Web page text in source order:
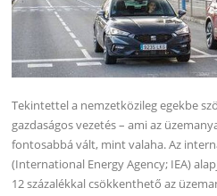
Tekintettel a nemzetközileg egekbe
gazdaságos vezetés – ami az
fontosabbá vált, mint valaha. Az
(International Energy Agency; IEA)
12 százalékkal csökkenthető az